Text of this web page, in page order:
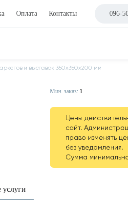
Оплата Контакты 096-
и выставок 350х350х200 мм
Мин. заказ: 1
Цены
сайт.
право изменять
без уведомления.
Сумма